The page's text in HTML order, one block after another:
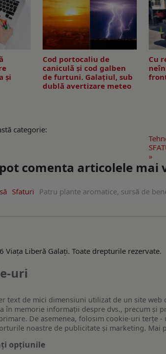
și
Cod portocaliu de
caniculă și cod galben
de furtuni. Galațiul, sub
dublă avertizare meteo
Cu
categorie:
»
comenta articolele mai
Sfaturi Patru plante aromatice, sursă de
Viaţa Liberă Galaţi. Toate drepturile rezervate.
uri
text de mici dimensiuni utilizat de un site
în memorie informații despre dvs., precum și
De asemenea, folosim cookie-uri
noastre de publicitate și marketing.
opțiunile